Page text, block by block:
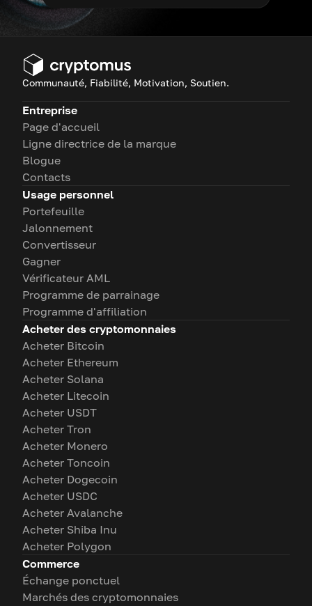
Communauté, Fiabilité, Motivation, Soutien.
Entreprise
Page d'accueil
Ligne directrice de la marque
Blogue
Contacts
Usage personnel
Portefeuille
Jalonnement
Convertisseur
Gagner
Vérificateur AML
Programme de parrainage
Programme d'affiliation
Acheter des cryptomonnaies
Acheter Bitcoin
Acheter Ethereum
Acheter Solana
Acheter Litecoin
Acheter USDT
Acheter Tron
Acheter Monero
Acheter Toncoin
Acheter Dogecoin
Acheter USDC
Acheter Avalanche
Acheter Shiba Inu
Acheter Polygon
Commerce
Échange ponctuel
Marchés des cryptomonnaies